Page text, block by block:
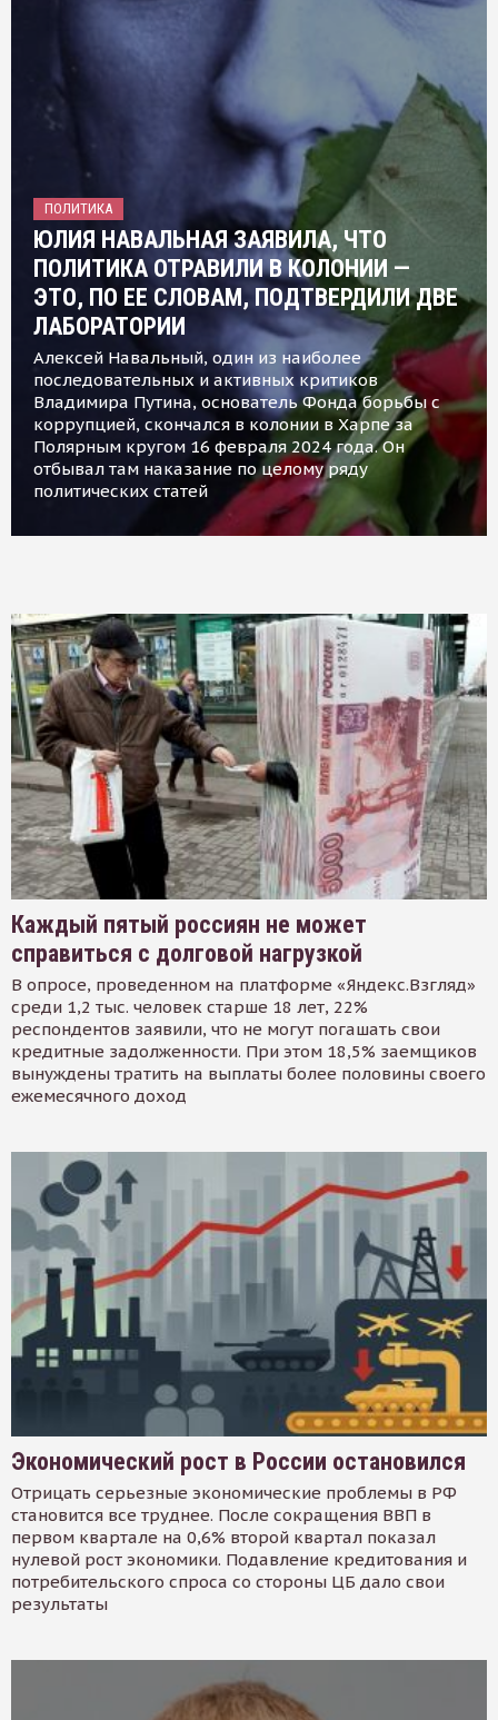
ПОЛИТИКА
ЮЛИЯ НАВАЛЬНАЯ ЗАЯВИЛА, ЧТО
ПОЛИТИКА ОТРАВИЛИ В КОЛОНИИ —
ЭТО, ПО ЕЕ СЛОВАМ, ПОДТВЕРДИЛИ ДВЕ
ЛАБОРАТОРИИ
Алексей Навальный, один из наиболее
последовательных и активных критиков
Владимира Путина, основатель Фонда борьбы с
коррупцией, скончался в колонии в Харпе за
Полярным кругом 16 февраля 2024 года. Он
отбывал там наказание по целому ряду
политических статей
Каждый пятый россиян не может
справиться с долговой нагрузкой
В опросе, проведенном на платформе «Яндекс.Взгляд»
среди 1,2 тыс. человек старше 18 лет, 22%
респондентов заявили, что не могут погашать свои
кредитные задолженности. При этом 18,5% заемщиков
вынуждены тратить на выплаты более половины своего
ежемесячного доход
Экономический рост в России остановился
Отрицать серьезные экономические проблемы в РФ
становится все труднее. После сокращения ВВП в
первом квартале на 0,6% второй квартал показал
нулевой рост экономики. Подавление кредитования и
потребительского спроса со стороны ЦБ дало свои
результаты